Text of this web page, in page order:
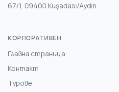
67/1, 09400 Kuşadası/Aydın
КОРПОРАТИВЕН
Главна страница
Контакт
Турове